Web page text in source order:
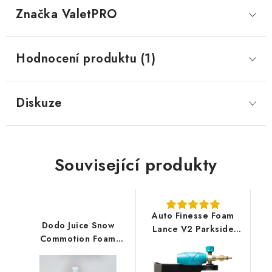
Značka ValetPRO
Hodnocení produktu (1)
Diskuze
Související produkty
Dodo Juice Snow
Commotion Foam
Lance Karcher K
profesionální
Auto Finesse Foam
Lance V2 Parkside
Lavor profesionální
napěňovač